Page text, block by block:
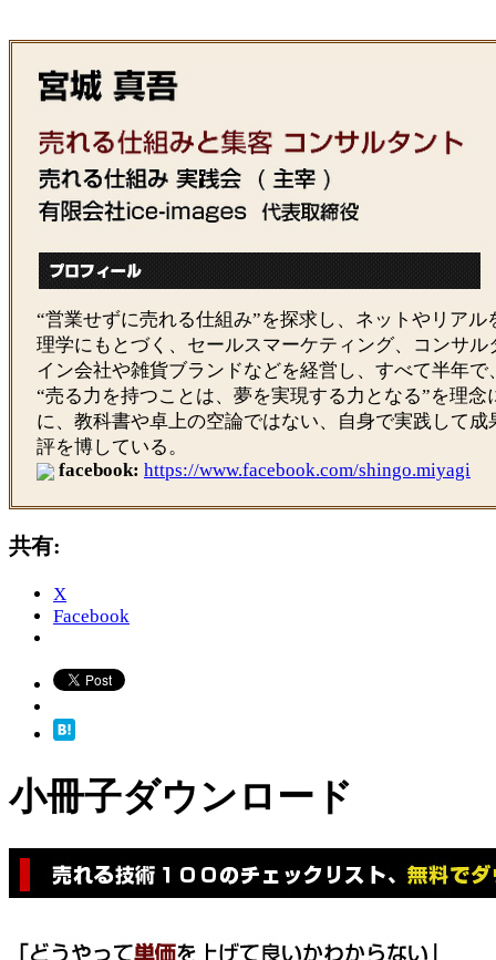
“営業せずに売れる仕組み”を探求し、ネットやリア
理学にもとづく、セールスマーケティング、コンサ
イン会社や雑貨ブランドなどを経営し、すべて半年
“売る力を持つことは、夢を実現する力となる”を理
に、教科書や卓上の空論ではない、自身で実践して
評を博している。
facebook: https://www.facebook.com/shingo.miyagi
共有:
X
Facebook
小冊子ダウンロード